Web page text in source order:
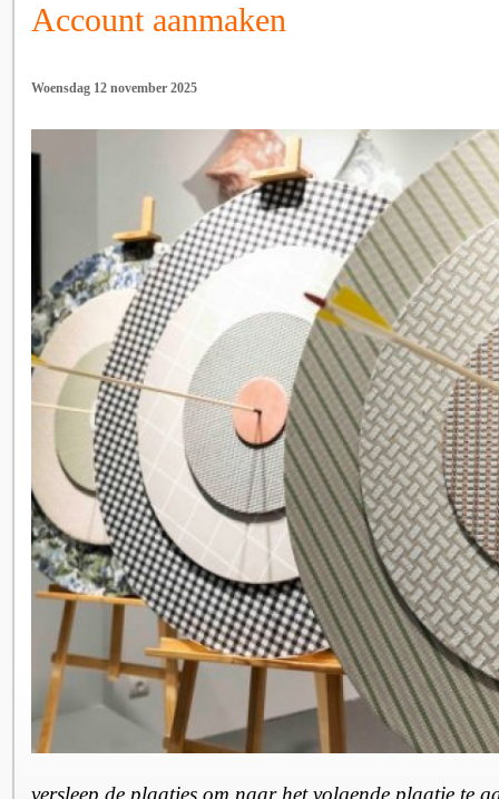
Account aanmaken
Woensdag 12 november 2025
versleep de plaatjes om naar het volgende plaatje te